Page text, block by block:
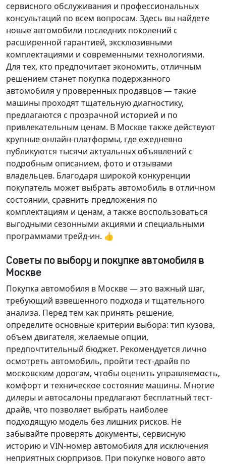
сервисного обслуживания и профессиональных
консультаций по всем вопросам. Здесь вы найдете
новые автомобили последних поколений с
расширенной гарантией, эксклюзивными
комплектациями и современными технологиями.
Для тех, кто предпочитает экономить, отличным
решением станет покупка подержанного
автомобиля у проверенных продавцов — такие
машины проходят тщательную диагностику,
предлагаются с прозрачной историей и по
привлекательным ценам. В Москве также действуют
крупные онлайн-платформы, где ежедневно
публикуются тысячи актуальных объявлений с
подробным описанием, фото и отзывами
владельцев. Благодаря широкой конкуренции
покупатель может выбрать автомобиль в отличном
состоянии, сравнить предложения по
комплектациям и ценам, а также воспользоваться
выгодными сезонными акциями и специальными
программами трейд-ин. 👍
Советы по выбору и покупке автомобиля в
Москве
Покупка автомобиля в Москве — это важный шаг,
требующий взвешенного подхода и тщательного
анализа. Перед тем как принять решение,
определите основные критерии выбора: тип кузова,
объем двигателя, желаемые опции,
предпочтительный бюджет. Рекомендуется лично
осмотреть автомобиль, пройти тест-драйв по
московским дорогам, чтобы оценить управляемость,
комфорт и техническое состояние машины. Многие
дилеры и автосалоны предлагают бесплатный тест-
драйв, что позволяет выбрать наиболее
подходящую модель без лишних рисков. Не
забывайте проверять документы, сервисную
историю и VIN-номер автомобиля для исключения
неприятных сюрпризов. При покупке нового авто